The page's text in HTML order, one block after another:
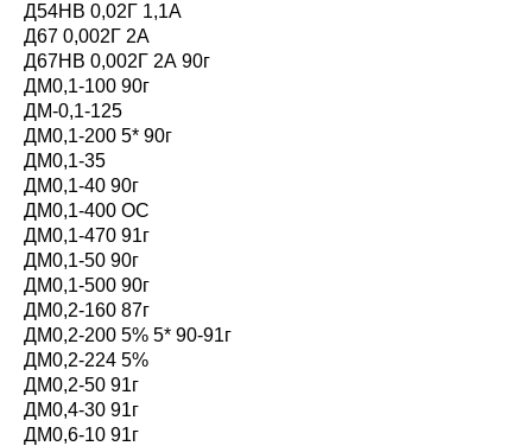
Д54НВ 0,02Г 1,1А
Д67 0,002Г 2А
Д67НВ 0,002Г 2А 90г
ДМ0,1-100 90г
ДМ-0,1-125
ДМ0,1-200 5* 90г
ДМ0,1-35
ДМ0,1-40 90г
ДМ0,1-400 ОС
ДМ0,1-470 91г
ДМ0,1-50 90г
ДМ0,1-500 90г
ДМ0,2-160 87г
ДМ0,2-200 5% 5* 90-91г
ДМ0,2-224 5%
ДМ0,2-50 91г
ДМ0,4-30 91г
ДМ0,6-10 91г